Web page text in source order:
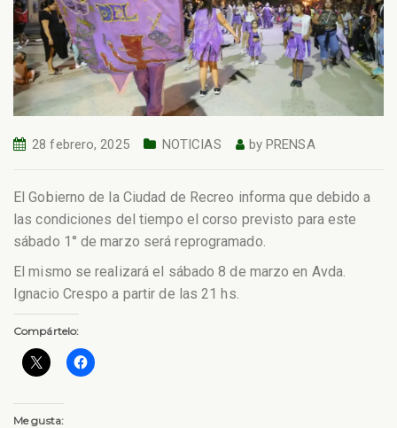
28 febrero, 2025 NOTICIAS byPRENSA
El Gobierno de la Ciudad de Recreo informa que debido a
las condiciones del tiempo el corso previsto para este
sábado 1° de marzo será reprogramado.
El mismo se realizará el sábado 8 de marzo en Avda.
Ignacio Crespo a partir de las 21 hs.
Compártelo:
Me gusta: